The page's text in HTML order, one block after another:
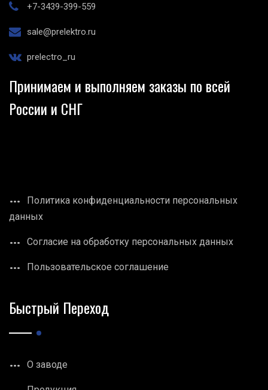
+7-3439-399-559
sale@prelektro.ru
prelectro_ru
Принимаем и выполняем заказы по всей
России и СНГ
Политика конфиденциальности персональных
данных
Согласие на обработку персональных данных
Пользовательское соглашение
Быстрый Переход
О заводе